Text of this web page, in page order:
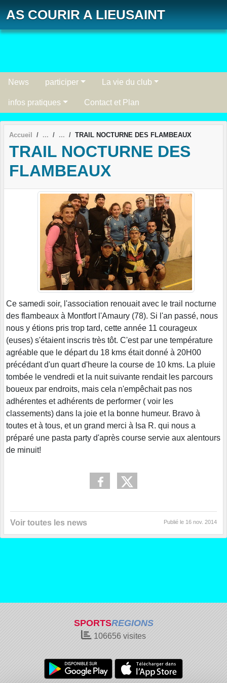
AS COURIR A LIEUSAINT
News participer La vie du club
infos pratiques Contact et Plan
Accueil TRAIL NOCTURNE DES FLAMBEAUX
TRAIL NOCTURNE DES
FLAMBEAUX
Ce samedi soir, l'association renouait avec le trail nocturne
des flambeaux à Montfort l'Amaury (78). Si l'an passé, nous
nous y étions pris trop tard, cette année 11 courageux
(euses) s'étaient inscris très tôt. C'est par une température
agréable que le départ du 18 kms était donné à 20H00
précédant d'un quart d'heure la course de 10 kms. La pluie
tombée le vendredi et la nuit suivante rendait les parcours
boueux par endroits, mais cela n'empêchait pas nos
adhérentes et adhérents de performer ( voir les
classements) dans la joie et la bonne humeur. Bravo à
toutes et à tous, et un grand merci à Isa R. qui nous a
préparé une pasta party d'après course servie aux alentours
de minuit!
Voir toutes les news Publié le 16 nov. 2014
SPORTSREGIONS
106656 visites